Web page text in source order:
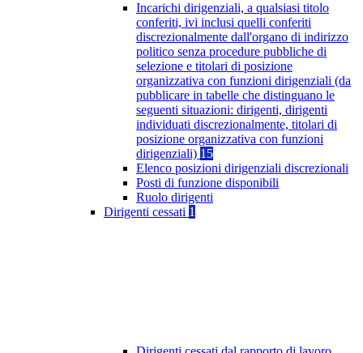
Incarichi dirigenziali, a qualsiasi titolo
conferiti, ivi inclusi quelli conferiti
discrezionalmente dall'organo di indirizzo
politico senza procedure pubbliche di
selezione e titolari di posizione
organizzativa con funzioni dirigenziali (da
pubblicare in tabelle che distinguano le
seguenti situazioni: dirigenti, dirigenti
individuati discrezionalmente, titolari di
posizione organizzativa con funzioni
dirigenziali) 15
Elenco posizioni dirigenziali discrezionali
Posti di funzione disponibili
Ruolo dirigenti
Dirigenti cessati 1